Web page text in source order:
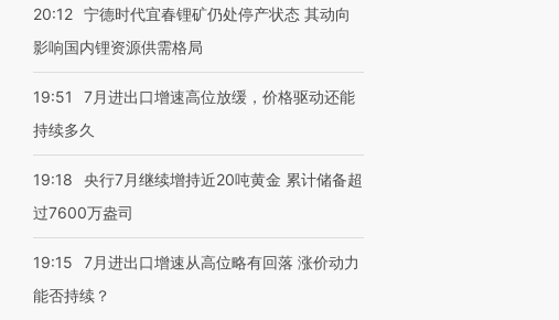
20:12 宁德时代宜春锂矿仍处停产状态 其动向
影响国内锂资源供需格局
19:51
7月进出口增速高位放缓，价格驱动还能
持续多久
19:18
央行7月继续增持近20吨黄金 累计储备超
过7600万盎司
19:15
7月进出口增速从高位略有回落 涨价动力
能否持续？